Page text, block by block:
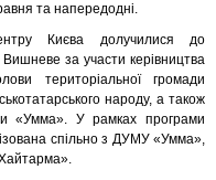
та напередодні.
Києва долучилися до
за участи керівництва
територіальної громади
народу, а також
«Умма». У рамках програми
спільно з ДУМУ «Умма»,